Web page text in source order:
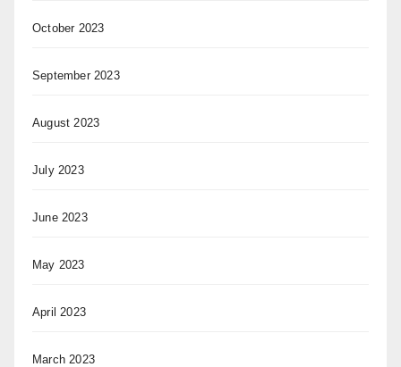
October 2023
September 2023
August 2023
July 2023
June 2023
May 2023
April 2023
March 2023